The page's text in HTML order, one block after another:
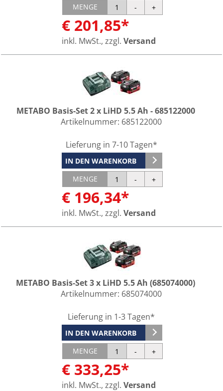
MENGE
€ 201,85*
inkl. MwSt., zzgl. Versand
METABO Basis-Set 2 x LiHD 5.5 Ah - 685122000
Artikelnummer: 685122000
Lieferung in 7-10 Tagen*
IN DEN WARENKORB
MENGE
€ 196,34*
inkl. MwSt., zzgl. Versand
METABO Basis-Set 3 x LiHD 5.5 Ah (685074000)
Artikelnummer: 685074000
Lieferung in 1-3 Tagen*
IN DEN WARENKORB
MENGE
€ 333,25*
inkl. MwSt., zzgl. Versand